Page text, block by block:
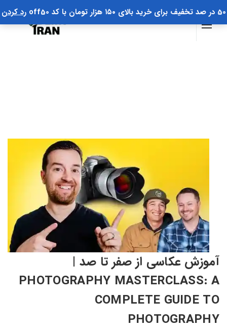
50 در صد تخفیف برای خرید بالای ۱۵۰ هزار تومان با کد off50 رد کردن
آموزش عکاسی از صفر تا صد |
PHOTOGRAPHY MASTERCLASS: A
COMPLETE GUIDE TO
PHOTOGRAPHY